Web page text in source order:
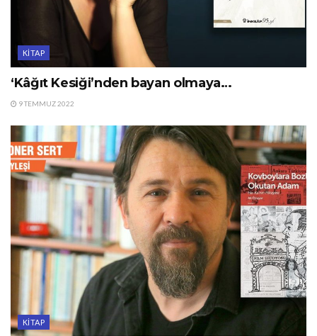
KITAP
‘Kâğıt Kesiği’nden bayan olmaya…
9 TEMMUZ 2022
KITAP